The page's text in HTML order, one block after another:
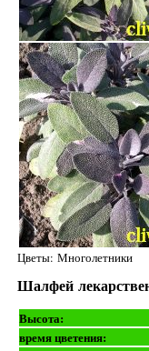
Цветы: Многолетники
Шалфей
Высота:
время цветения: